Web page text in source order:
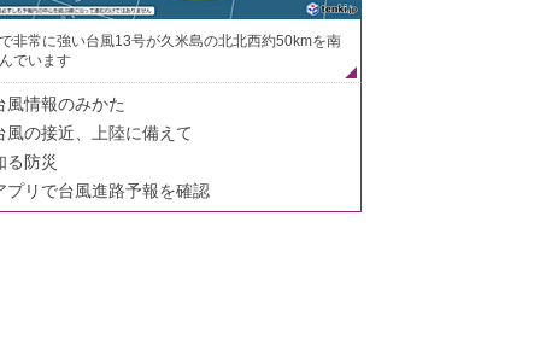
非常に強い台風13号が久米島の北北西約50kmを南
でいます
風情報のみかた
風の接近、上陸に備えて
る防災
プリで台風進路予報を確認